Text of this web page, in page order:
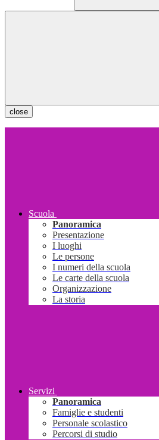
close
Scuola
Panoramica
Presentazione
I luoghi
Le persone
I numeri della scuola
Le carte della scuola
Organizzazione
La storia
Servizi
Panoramica
Famiglie e studenti
Personale scolastico
Percorsi di studio